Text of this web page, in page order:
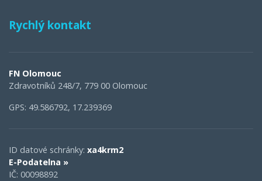
Rychlý kontakt
FN Olomouc
Zdravotníků 248/7, 779 00 Olomouc
GPS: 49.586792, 17.239369
ID datové schránky: xa4krm2
E-Podatelna »
IČ: 00098892